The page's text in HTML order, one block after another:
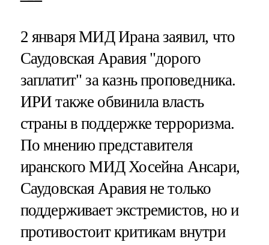
2 января МИД Ирана заявил, что
Саудовская Аравия "дорого
заплатит" за казнь проповедника.
ИРИ также обвинила власть
страны в поддержке терроризма.
По мнению представителя
иранского МИД Хосейна Ансари,
Саудовская Аравия не только
поддерживает экстремистов, но и
противостоит критикам внутри